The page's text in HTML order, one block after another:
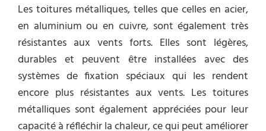
Les toitures métalliques, telles que celles en acier,
en aluminium ou en cuivre, sont également très
résistantes aux vents forts. Elles sont légères,
durables et peuvent être installées avec des
systèmes de fixation spéciaux qui les rendent
encore plus résistantes aux vents. Les toitures
métalliques sont également appréciées pour leur
capacité à réfléchir la chaleur, ce qui peut améliorer